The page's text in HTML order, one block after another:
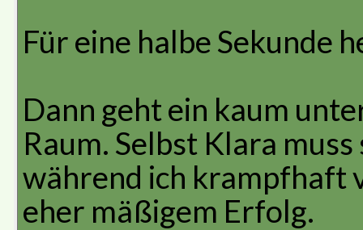
Für eine halbe Sekunde
Dann geht ein kaum
Raum. Selbst Klara
während ich krampfhaft
eher mäßigem Erfolg.